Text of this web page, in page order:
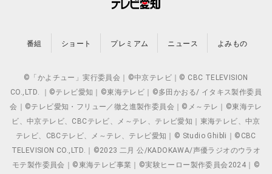
番組 ショート プレミアム ニュース よみもの
©「かよチュー」実行委員会｜©中京テレビ｜© CBC TELEVISION
CO.,LTD. ｜©テレビ愛知｜©東海テレビ｜©多田かおる/ イタキス製作委員
会｜©テレビ愛知・フリュー／徹之進製作委員会｜©メ～テレ｜©東海テレ
ビ、中京テレビ、CBCテレビ、メ～テレ、テレビ愛知｜東海テレビ、中京
テレビ、CBCテレビ、メ～テレ、テレビ愛知｜© Studio Ghibli｜©CBC
TELEVISION CO.,LTD.｜©2023 二月 公/KADOKAWA/声優ラジオのウラオ
モテ製作委員会｜©東海テレビ事業｜©実験ヒーロー製作委員会2024｜©